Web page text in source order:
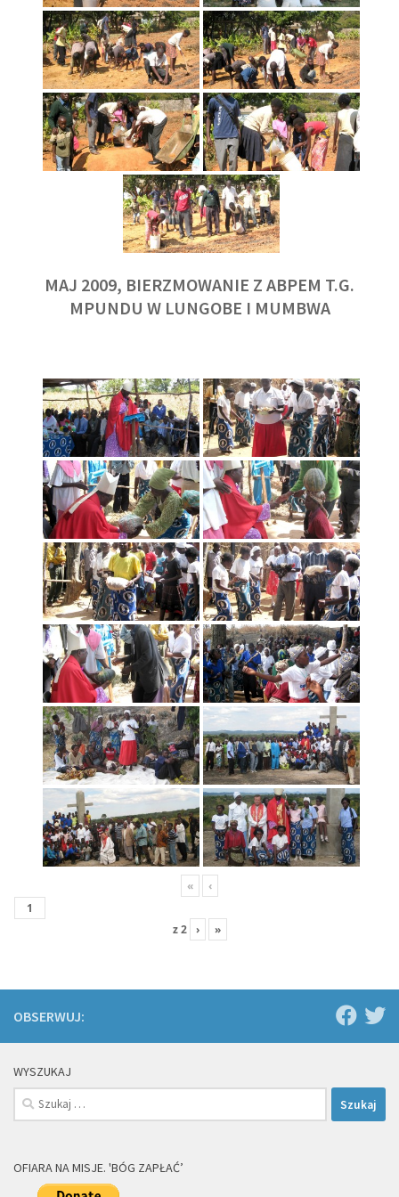
MAJ 2009, BIERZMOWANIE Z ABPEM T.G.
MPUNDU W LUNGOBE I MUMBWA
« ‹
z2 › »
OBSERWUJ:
WYSZUKAJ
Szukaj:
OFIARA NA MISJE. 'BÓG ZAPŁAĆ’